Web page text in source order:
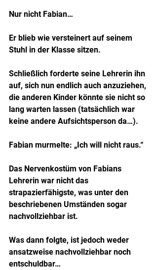
Nur nicht Fabian…
Er blieb wie versteinert auf seinem
Stuhl in der Klasse sitzen.
Schließlich forderte seine Lehrerin ihn
auf, sich nun endlich auch anzuziehen,
die anderen Kinder könnte sie nicht so
lang warten lassen (tatsächlich war
keine andere Aufsichtsperson da…).
Fabian murmelte: „Ich will nicht raus.“
Das Nervenkostüm von Fabians
Lehrerin war nicht das
strapazierfähigste, was unter den
beschriebenen Umständen sogar
nachvollziehbar ist.
Was dann folgte, ist jedoch weder
ansatzweise nachvollziehbar noch
entschuldbar…